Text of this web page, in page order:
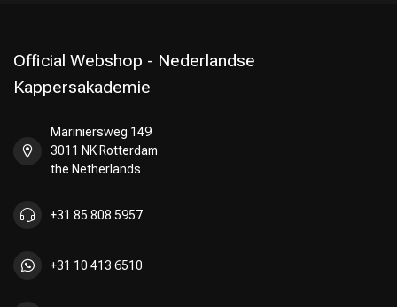
Official Webshop - Nederlandse
Kappersakademie
Mariniersweg 149
3011 NK Rotterdam
the Netherlands
+31 85 808 5957
+31 10 413 6510